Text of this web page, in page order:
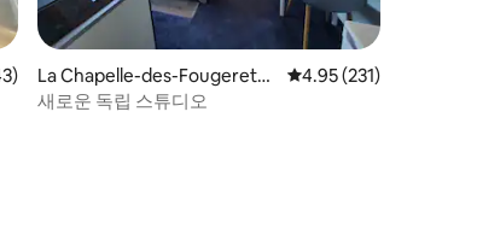
(5점 만점), 후기 243개
La Chapelle-des-Fougeretz
의 콘도미니엄
평점 4.95점(5점 만점),
4.95 (231)
새로운 독립 스튜디오